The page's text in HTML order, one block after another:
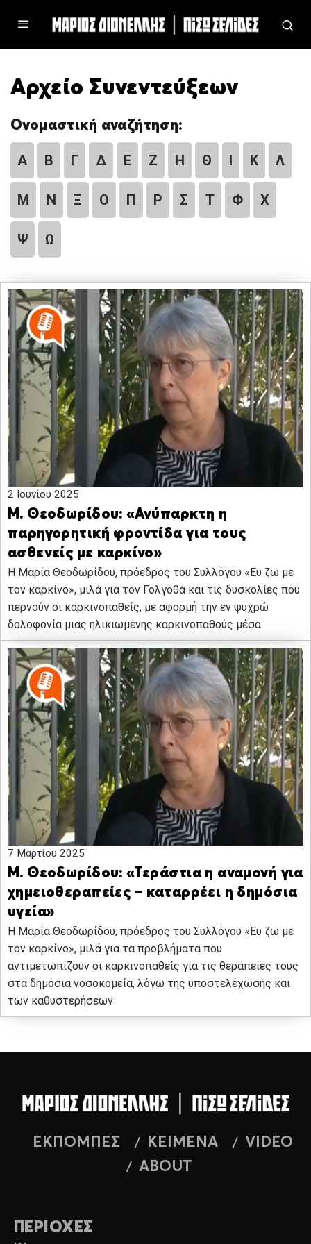
Αρχείο Συνεντεύξεων
Ονομαστική αναζήτηση:
Α Β Γ Δ Ε Ζ Η Θ Ι Κ Λ
Μ Ν Ξ Ο Π Ρ Σ Τ Φ Χ
Ψ Ω
2 Ιουνίου 2025
Μ. Θεοδωρίδου: «Ανύπαρκτη η
παρηγορητική φροντίδα για τους
ασθενείς με καρκίνο»
Η Μαρία Θεοδωρίδου, πρόεδρος του Συλλόγου «Ευ ζω με
τον καρκίνο», μιλά για τον Γολγοθά και τις δυσκολίες που
περνούν οι καρκινοπαθείς, με αφορμή την εν ψυχρώ
δολοφονία μιας ηλικιωμένης καρκινοπαθούς μέσα
7 Μαρτίου 2025
Μ. Θεοδωρίδου: «Τεράστια η αναμονή για
χημειοθεραπείες – καταρρέει η δημόσια
υγεία»
Η Μαρία Θεοδωρίδου, πρόεδρος του Συλλόγου «Ευ ζω με
τον καρκίνο», μιλά για τα προβλήματα που
αντιμετωπίζουν οι καρκινοπαθείς για τις θεραπείες τους
στα δημόσια νοσοκομεία, λόγω της υποστελέχωσης και
των καθυστερήσεων
ΕΚΠΟΜΠΕΣ ΚΕΙΜΕΝΑ
VIDEO
ABOUT
ΠΕΡΙΟΧΕΣ